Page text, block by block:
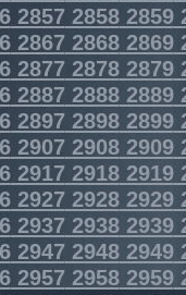
2857 28582859
2867 28682869
2877 28782879
2887 28882889
2897 28982899
2907 29082909
2917 29182919
2927 29282929
2937 29382939
2947 29482949
2957 29582959